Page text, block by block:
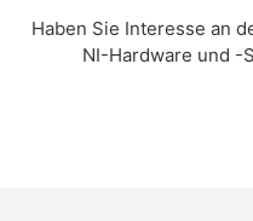
Haben Sie Interesse an
NI-Hardware und -